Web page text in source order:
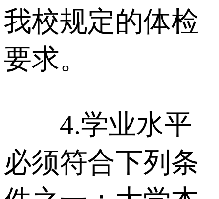
我校规定的体检
要求。
4.学业水平
必须符合下列条